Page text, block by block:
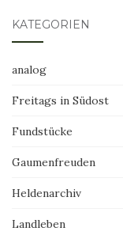
KATEGORIEN
analog
Freitags in Südost
Fundstücke
Gaumenfreuden
Heldenarchiv
Landleben